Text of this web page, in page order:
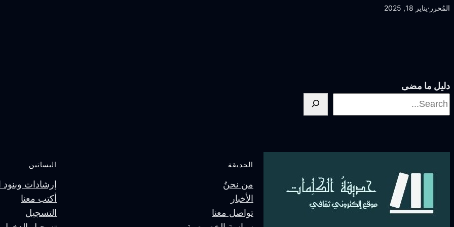
المُحرر ·يناير 18, 2025
دليل ما مضى
الحديقة
من نحنُ
الأخبار
تواصل معنا
البساتين
إرشادات وبنود
أكتب معنا
التسجيل